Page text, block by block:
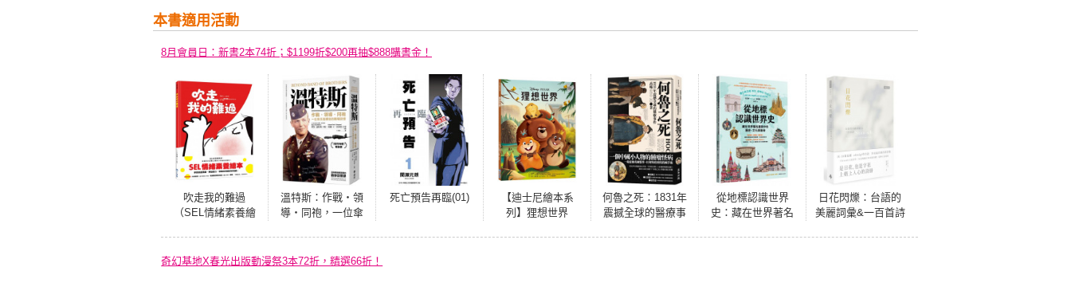
本書適用活動
8月會員日：新書2本74折；$1199折$200再抽$888購書金！
吹走我的難過
（SEL情緒素養繪
溫特斯：作戰‧領
導‧同袍，一位傘
死亡預告再臨(01)
【迪士尼繪本系
列】狸想世界
何魯之死：1831年
震撼全球的醫療事
從地標認識世界
史：藏在世界著名
日花閃爍：台語的
美麗詞彙&一百首詩
奇幻基地X春光出版動漫祭3本72折，精選66折！